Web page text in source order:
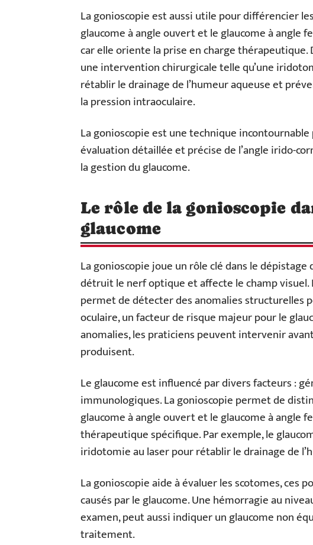
La gonioscopie est aussi utile pour différencier
glaucome à angle ouvert et le glaucome à angle
car elle oriente la prise en charge thérapeutique.
une intervention chirurgicale telle qu’une
rétablir le drainage de l’humeur aqueuse et
la pression intraoculaire.
La gonioscopie est une technique
évaluation détaillée et précise de l’angle irido-
la gestion du glaucome.
Le rôle de la gonioscopie
glaucome
La gonioscopie joue un rôle clé dans le
détruit le nerf optique et affecte le champ visuel.
permet de détecter des anomalies structurelles
oculaire, un facteur de risque majeur pour le
anomalies, les praticiens peuvent intervenir
produisent.
Le glaucome est influencé par divers facteurs :
immunologiques. La gonioscopie permet de
glaucome à angle ouvert et le glaucome à angle
thérapeutique spécifique. Par exemple, le
iridotomie au laser pour rétablir le drainage de
La gonioscopie aide à évaluer les scotomes, ces
causés par le glaucome. Une hémorragie au
examen, peut aussi indiquer un glaucome non
traitement.